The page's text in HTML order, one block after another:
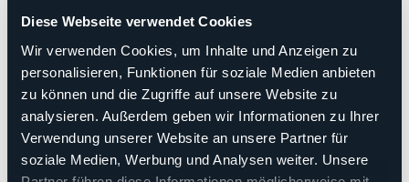
Diese Webseite verwendet Cookies
Wir verwenden Cookies, um Inhalte und Anzeigen zu
personalisieren, Funktionen für soziale Medien anbieten
zu können und die Zugriffe auf unsere Website zu
analysieren. Außerdem geben wir Informationen zu Ihrer
Verwendung unserer Website an unsere Partner für
soziale Medien, Werbung und Analysen weiter. Unsere
atteso dell'estateda giovedì 25 a domenica 28 Luglio!
Quattro giorni per poter assaggiare tutte le specialità che i
nostri truck ci offrono! A fare da contorno tante attività
per tutti, musica live, karaoke, dj set, shopping e attività per
bambini.
Ingresso libero.
Veranstaltungsort
Campo Sportivo